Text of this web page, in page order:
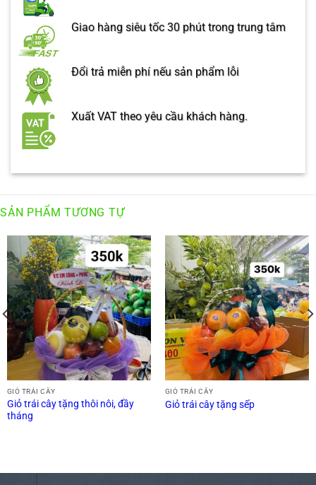
Giao hàng siêu tốc 30 phút trong trung tâm
Đổi trả miễn phí nếu sản phẩm lỗi
Xuất VAT theo yêu cầu khách hàng.
SẢN PHẨM TƯƠNG TỰ
GIỎ TRÁI CÂY
Giỏ trái cây tặng thôi nôi, đầy
tháng
GIỎ TRÁI CÂY
Giỏ trái cây tặng sếp